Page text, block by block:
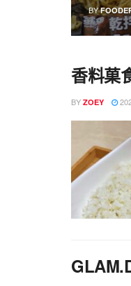
BY
香料菓
BY ZOEY